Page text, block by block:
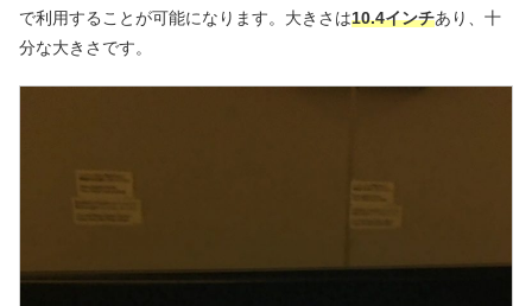
で利用することが可能になります。大きさは10.4インチあり、十
分な大きさです。